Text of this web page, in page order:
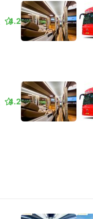
4.2
4.2